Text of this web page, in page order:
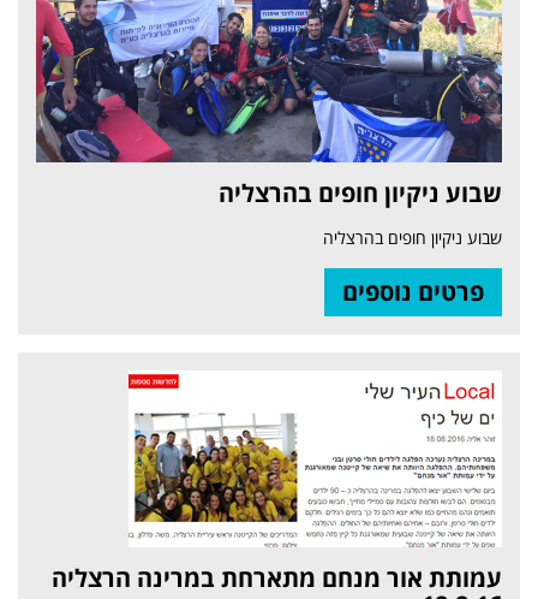
שבוע ניקיון חופים בהרצליה
שבוע ניקיון חופים בהרצליה
פרטים נוספים
עמותת אור מנחם מתארחת במרינה הרצליה